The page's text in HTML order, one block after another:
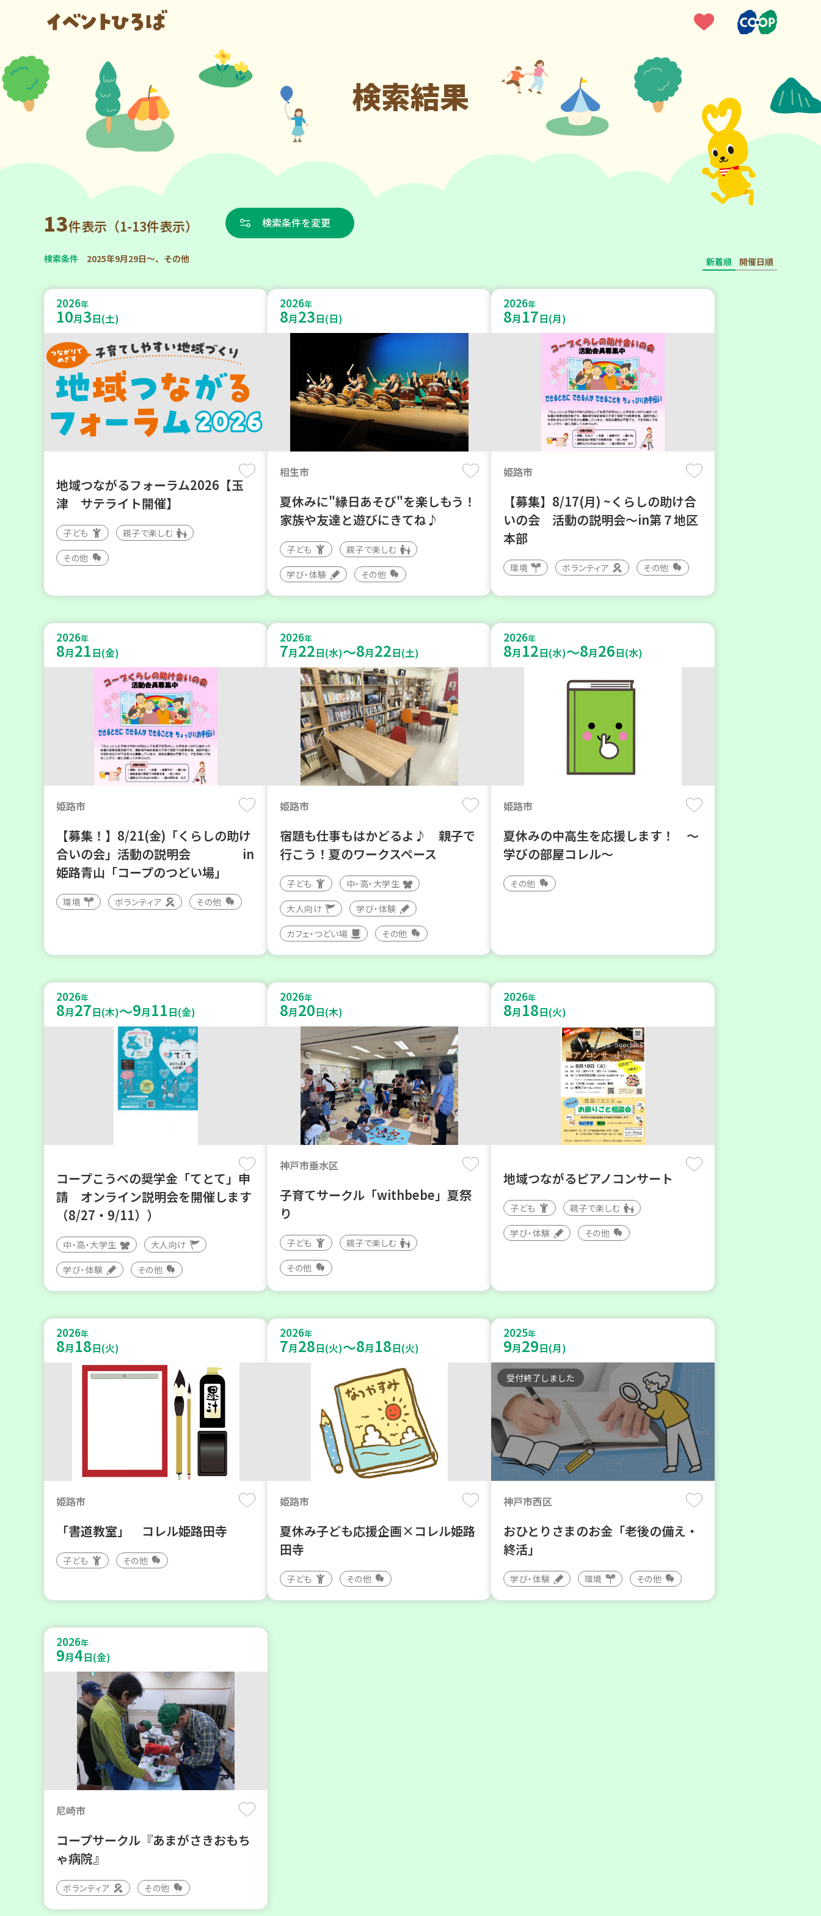
検索結果
13件表示（1-13件表示） 検索条件を変更
検索条件 2025年9月29日～、その他 新着順 開催日順
2026年
10月3日(土)
地域つながるフォーラム2026【玉
津 サテライト開催】
子ども 親子で楽しむ
その他
2026年
8月23日(日)
相生市
夏休みに"縁日あそび"を楽しもう！
家族や友達と遊びにきてね♪
子ども 親子で楽しむ
学び・体験 その他
2026年
8月 17日(月)
姫路市
【募集】8/17(月) ~くらしの助け合
いの会 活動の説明会～in第７地区
本部
環境 ボランティア その他
2026年
8月21日(金)
姫路市
【募集！】8/21(金)「くらしの助け
合いの会」活動の説明会 in
姫路青山「コープのつどい場」
環境 ボランティア その他
2026年
7月22日(水)～8月22日(土)
姫路市
宿題も仕事もはかどるよ♪ 親子で
行こう！夏のワークスペース
子ども 中・高・大学生
大人向け 学び・体験
カフェ・つどい場 その他
2026年
8月 12日(水)～8月26日(水)
姫路市
夏休みの中高生を応援します！ ～
学びの部屋コレル～
その他
2026年
8月27日(木)～9月 11日(金)
コープこうべの奨学金「てとて」申
請 オンライン説明会を開催します
（8/27・9/11））
中・高・大学生 大人向け
学び・体験 その他
2026年
8月20日(木)
神戸市垂水区
子育てサークル「withbebe」夏祭
り
子ども 親子で楽しむ
その他
2026年
8月 18日(火)
地域つながるピアノコンサート
子ども 親子で楽しむ
学び・体験 その他
2026年
8月 18日(火)
姫路市
「書道教室」 コレル姫路田寺
子ども その他
2026年
7月28日(火)～8月 18日(火)
姫路市
夏休み子ども応援企画×コレル姫路
田寺
子ども その他
2025年
9月29日(月)
受付終了しました
神戸市西区
おひとりさまのお金「老後の備え・
終活」
学び・体験 環境 その他
2026年
9月4日(金)
尼崎市
コープサークル『あまがさきおもち
ゃ病院』
ボランティア その他